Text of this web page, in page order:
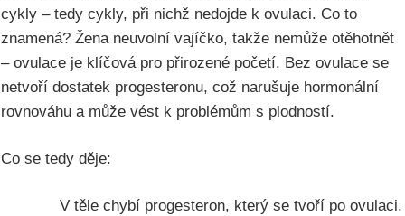
cykly – tedy cykly, při nichž nedojde k ovulaci. Co to
znamená? Žena neuvolní vajíčko, takže nemůže otěhotnět
– ovulace je klíčová pro přirozené početí. Bez ovulace se
netvoří dostatek progesteronu, což narušuje hormonální
rovnováhu a může vést k problémům s plodností.
Co se tedy děje:
V těle chybí progesteron, který se tvoří po ovulaci.